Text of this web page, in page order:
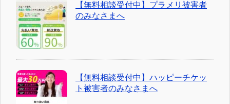
【無料相談受付中】プラメリ被害者
のみなさまへ
【無料相談受付中】ハッピーチケッ
ト被害者のみなさまへ